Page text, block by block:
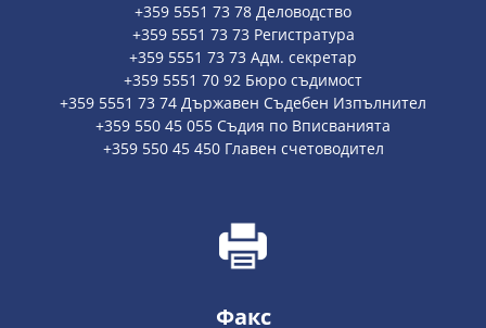
+359 5551 73 78 Деловодство
+359 5551 73 73 Регистратура
+359 5551 73 73 Адм. секретар
+359 5551 70 92 Бюро съдимост
+359 5551 73 74 Държавен Съдебен Изпълнител
+359 550 45 055 Съдия по Вписванията
+359 550 45 450 Главен счетоводител
Факс